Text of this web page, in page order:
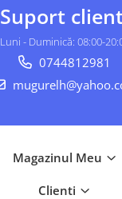
Suport
Luni - Duminică: 08:00-
0744812981
Magazinul Meu
Clienti